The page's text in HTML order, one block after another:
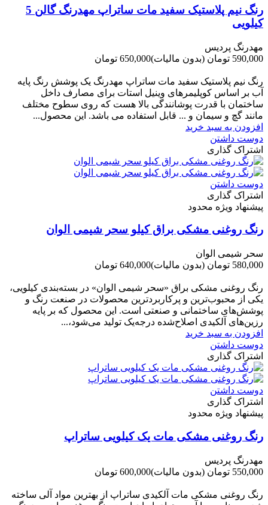
رنگ نیم پلاستیک سفید مات ساتراپ مهدرنگ گالن 5
کیلویی
مهدرنگ پردیس
590,000 تومان
(بدون مالیات)650,000 تومان
رنگ نیم پلاستیک سفید مات ساتراپ مهدرنگ یک پوشش رنگ پایه
آب بر اساس کوپلیمرهای وینیل استات برای مصارف داخل
ساختمان با قدرت پوشانندگی بالا هست که روی سطوح مختلف
مانند گچ و سیمان و ... قابل استفاده می باشد. این محصول...
افزودن به سبد خرید
دوست داشتن
اشتراک گذاری
دوست داشتن
اشتراک گذاری
پیشنهاد ویژه محدود
رنگ روغنی مشکی براق کیلو سحر شیمی الوان
سحر شیمی الوان
580,000 تومان
(بدون مالیات)640,000 تومان
رنگ روغنی مشکی براق «سحر شیمی الوان» در بسته‌بندی کیلویی،
یکی از محبوب‌ترین و پرکاربردترین محصولات در صنعت رنگ و
پوشش‌های ساختمانی و صنعتی است. این محصول که بر پایه
رزین‌های آلکیدی اصلاح‌شده درجه‌یک تولید می‌شود،...
افزودن به سبد خرید
دوست داشتن
اشتراک گذاری
دوست داشتن
اشتراک گذاری
پیشنهاد ویژه محدود
رنگ روغنی مشکی مات یک کیلویی ساتراپ
مهدرنگ پردیس
550,000 تومان
(بدون مالیات)600,000 تومان
رنگ روغنی مشکی مات آلکیدی ساتراپ از بهترین مواد آلی ساخته